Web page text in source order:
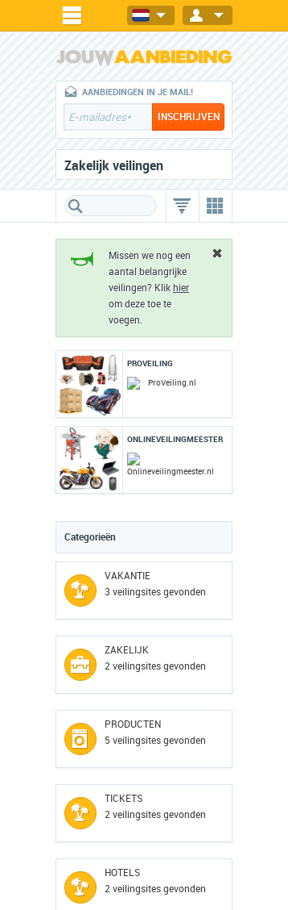
AANBIEDINGEN IN JE MAIL!
Zakelijk veilingen
Missen we nog een
aantal belangrijke
veilingen? Klik hier
om deze toe te
voegen.
PROVEILING
ProVeiling.nl
ONLINEVEILINGMEESTER
Onlineveilingmeester.nl
Categorieën
VAKANTIE
3 veilingsites gevonden
ZAKELIJK
2 veilingsites gevonden
PRODUCTEN
5 veilingsites gevonden
TICKETS
2 veilingsites gevonden
HOTELS
2 veilingsites gevonden